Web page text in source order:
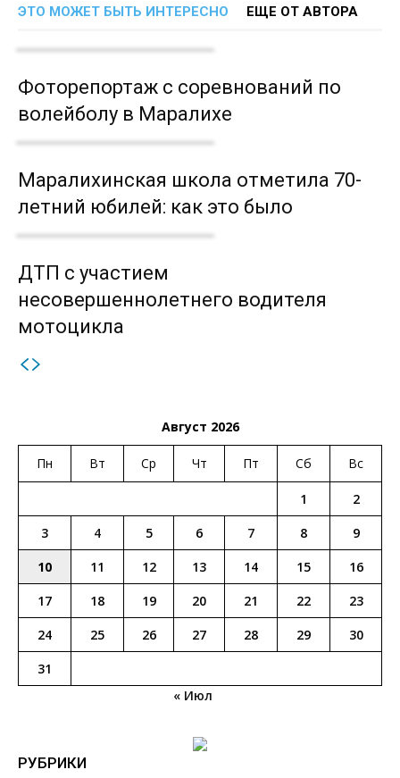
ЭТО МОЖЕТ БЫТЬ ИНТЕРЕСНО ЕЩЕ ОТ АВТОРА
Фоторепортаж с соревнований по
волейболу в Маралихе
Маралихинская школа отметила 70-
летний юбилей: как это было
ДТП с участием
несовершеннолетнего водителя
мотоцикла
Август 2026
Пн Вт Ср Чт Пт Сб Вс
1
2
3
4 5 6 7 8
9
10
11 12 13 14 15
16
17
18 19 20 21 22
23
24
25 26 27 28 29
30
31
« Июл
РУБРИКИ